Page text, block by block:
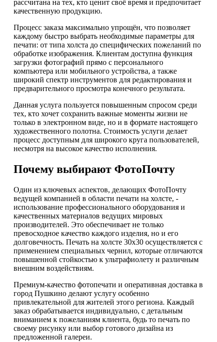
рассчитана на тех, кто ценит своё время и предпочитает
качественную продукцию.
Процесс заказа максимально упрощён, что позволяет
каждому быстро выбрать необходимые параметры для
печати: от типа холста до специфических пожеланий по
обработке изображения. Клиентам доступна функция
загрузки фотографий прямо с персонального
компьютера или мобильного устройства, а также
широкий спектр инструментов для редактирования и
предварительного просмотра конечного результата.
Данная услуга пользуется повышенным спросом среди
тех, кто хочет сохранить важные моменты жизни не
только в электронном виде, но и в формате настоящего
художественного полотна. Стоимость услуги делает
процесс доступным для широкого круга пользователей,
несмотря на высокое качество исполнения.
Почему выбирают ФотоПочту
Один из ключевых аспектов, делающих ФотоПочту
ведущей компанией в области печати на холсте, -
использование профессионального оборудования и
качественных материалов ведущих мировых
производителей. Это обеспечивает не только
превосходное качество каждого изделия, но и его
долговечность. Печать на холсте 30х30 осуществляется с
применением специальных чернил, которые отличаются
повышенной стойкостью к ультрафиолету и различным
внешним воздействиям.
Премиум-качество фотопечати и оперативная доставка в
город Пушкино делают услугу особенно
привлекательной для жителей этого региона. Каждый
заказ обрабатывается индивидуально, с детальным
вниманием к пожеланиям клиента, будь то печать по
своему рисунку или выбор готового дизайна из
предложенной галереи.